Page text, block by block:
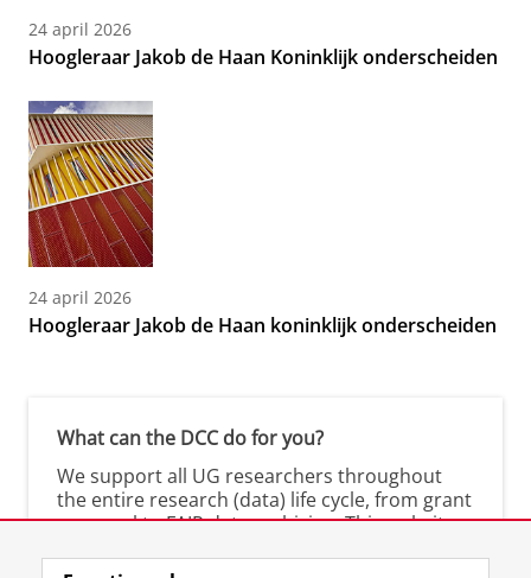
24 april 2026
Hoogleraar Jakob de Haan Koninklijk onderscheiden
24 april 2026
Hoogleraar Jakob de Haan koninklijk onderscheiden
What can the DCC do for you?
We support all UG researchers throughout
the entire research (data) life cycle, from grant
proposal to FAIR data archiving. This website